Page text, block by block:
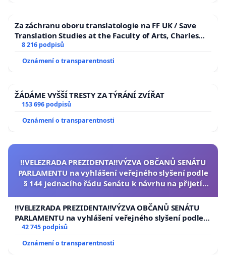
Za záchranu oboru translatologie na FF UK / Save
Translation Studies at the Faculty of Arts, Charles
University
8 216 podpisů
Oznámení o transparentnosti
ŽÁDÁME VYŠŠÍ TRESTY ZA TÝRÁNÍ ZVÍŘAT
153 696 podpisů
Oznámení o transparentnosti
‼️VELEZRADA PREZIDENTA‼️VÝZVA OBČANŮ SENÁTU
PARLAMENTU na vyhlášení veřejného slyšení podle
§ 144 jednacího řádu Senátu k návrhu na přijetí
republiky
‼️VELEZRADA PREZIDENTA‼️VÝZVA OBČANŮ SENÁTU
PARLAMENTU na vyhlášení veřejného slyšení podle §
144 jednacího řádu Senátu k návrhu na přijetí
republiky
42 745 podpisů
Oznámení o transparentnosti